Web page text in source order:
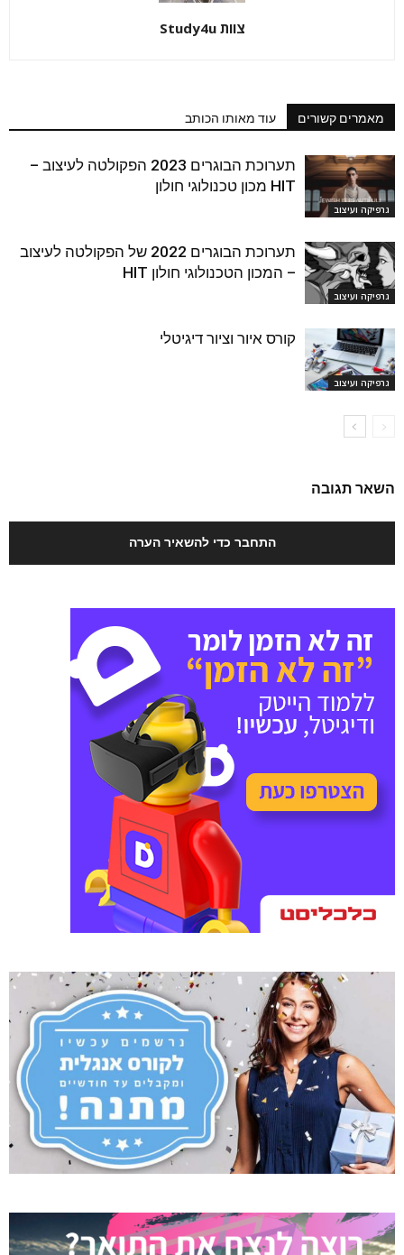
צוות Study4u
מאמרים קשורים עוד מאותו הכותב
גרפיקה ועיצוב
תערוכת הבוגרים 2023 הפקולטה לעיצוב –
HIT מכון טכנולוגי חולון
גרפיקה ועיצוב
תערוכת הבוגרים 2022 של הפקולטה לעיצוב
– המכון הטכנולוגי חולון HIT
גרפיקה ועיצוב
קורס איור וציור דיגיטלי
השאר תגובה
התחבר כדי להשאיר הערה